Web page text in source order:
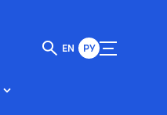
EN РУ